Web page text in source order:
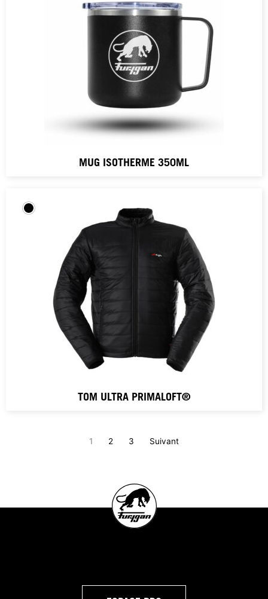
MUG ISOTHERME 350ML
TOM ULTRA PRIMALOFT®
1 2 3 Suivant